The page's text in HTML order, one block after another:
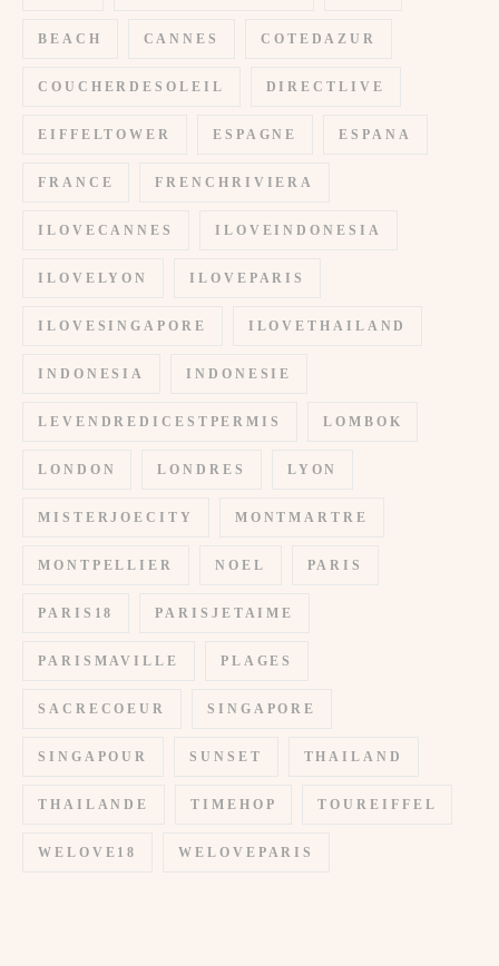
BEACH CANNES COTEDAZUR
COUCHERDESOLEIL DIRECTLIVE
EIFFELTOWER ESPAGNE ESPANA
FRANCE FRENCHRIVIERA
ILOVECANNES ILOVEINDONESIA
ILOVELYON ILOVEPARIS
ILOVESINGAPORE ILOVETHAILAND
INDONESIA INDONESIE
LEVENDREDICESTPERMIS LOMBOK
LONDON LONDRES LYON
MISTERJOECITY MONTMARTRE
MONTPELLIER NOEL PARIS
PARIS18 PARISJETAIME
PARISMAVILLE PLAGES
SACRECOEUR SINGAPORE
SINGAPOUR SUNSET THAILAND
THAILANDE TIMEHOP TOUREIFFEL
WELOVE18 WELOVEPARIS